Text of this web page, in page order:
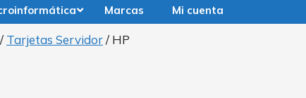
Marcas Mi cuenta
/ Tarjetas Servidor/ HP